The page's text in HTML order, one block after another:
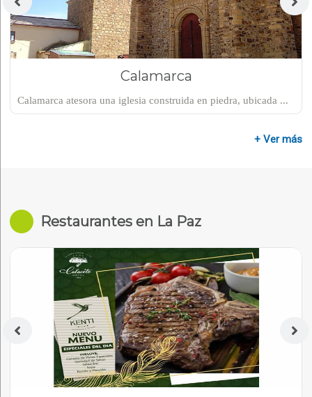
Calamarca
Calamarca atesora una iglesia construida en piedra, ubicada ...
+ Ver más
Restaurantes en La Paz